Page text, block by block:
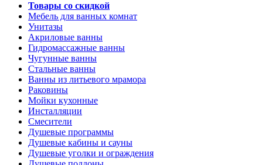
Товары со скидкой
Мебель для ванных комнат
Унитазы
Акриловые ванны
Гидромассажные ванны
Чугунные ванны
Стальные ванны
Ванны из литьевого мрамора
Раковины
Мойки кухонные
Инсталляции
Смесители
Душевые программы
Душевые кабины и сауны
Душевые уголки и ограждения